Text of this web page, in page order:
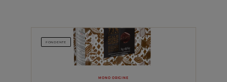
FONDENTE
MONO ORIGINE